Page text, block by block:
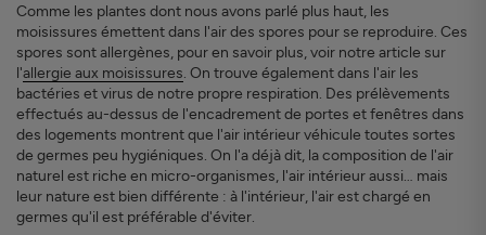
Comme les plantes dont nous avons parlé plus haut, les
moisissures émettent dans l'air des spores pour se reproduire. Ces
spores sont allergènes, pour en savoir plus, voir notre article sur
l'allergie aux moisissures. On trouve également dans l'air les
bactéries et virus de notre propre respiration. Des prélèvements
effectués au-dessus de l'encadrement de portes et fenêtres dans
des logements montrent que l'air intérieur véhicule toutes sortes
de germes peu hygiéniques. On l'a déjà dit, la composition de l'air
naturel est riche en micro-organismes, l'air intérieur aussi… mais
leur nature est bien différente : à l'intérieur, l'air est chargé en
germes qu'il est préférable d'éviter.